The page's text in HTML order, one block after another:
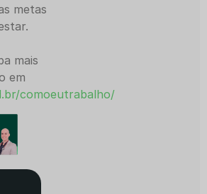
metas
mais
em
comoeutrabalho/